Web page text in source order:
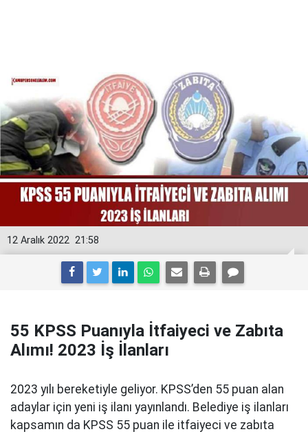
21:58
12 Aralık 2022
55 KPSS Puanıyla İtfaiyeci ve Zabıta
Alımı! 2023 İş İlanları
2023 yılı bereketiyle geliyor. KPSS’den 55 puan alan
adaylar için yeni iş ilanı yayınlandı. Belediye iş ilanları
kapsamın da KPSS 55 puan ile itfaiyeci ve zabıta